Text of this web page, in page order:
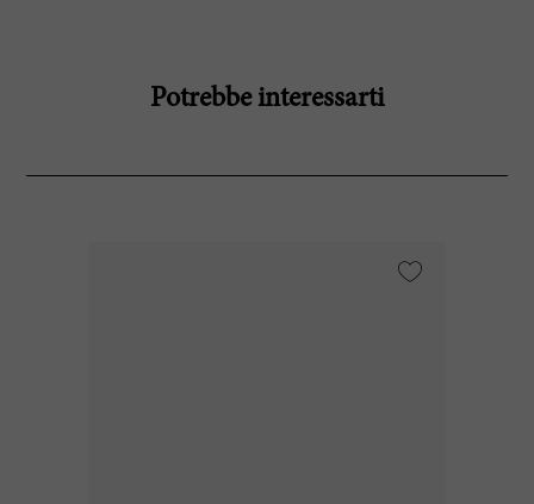
Potrebbe interessarti